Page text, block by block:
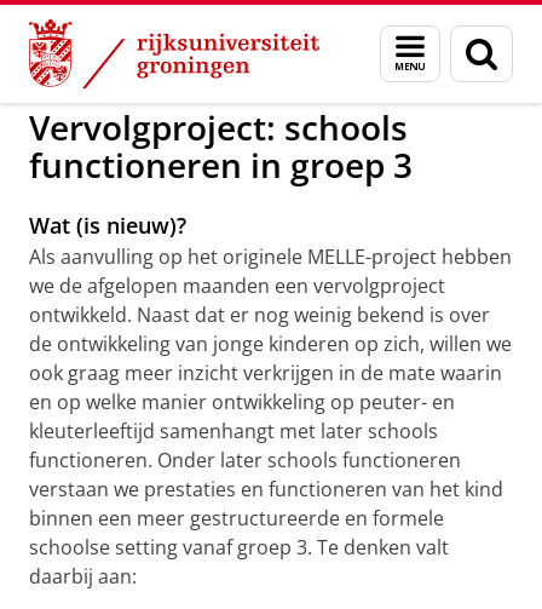
Skip
Content
Skip
Navigation
Menu
en
zoeken
GMW Melle
Vervolgproject: schools
functioneren in groep 3
Wat (is nieuw)?
Als aanvulling op het originele MELLE-project hebben
we de afgelopen maanden een vervolgproject
ontwikkeld. Naast dat er nog weinig bekend is over
de ontwikkeling van jonge kinderen op zich, willen we
ook graag meer inzicht verkrijgen in de mate waarin
en op welke manier ontwikkeling op peuter- en
kleuterleeftijd samenhangt met later schools
functioneren. Onder later schools functioneren
verstaan we prestaties en functioneren van het kind
binnen een meer gestructureerde en formele
schoolse setting vanaf groep 3. Te denken valt
daarbij aan: